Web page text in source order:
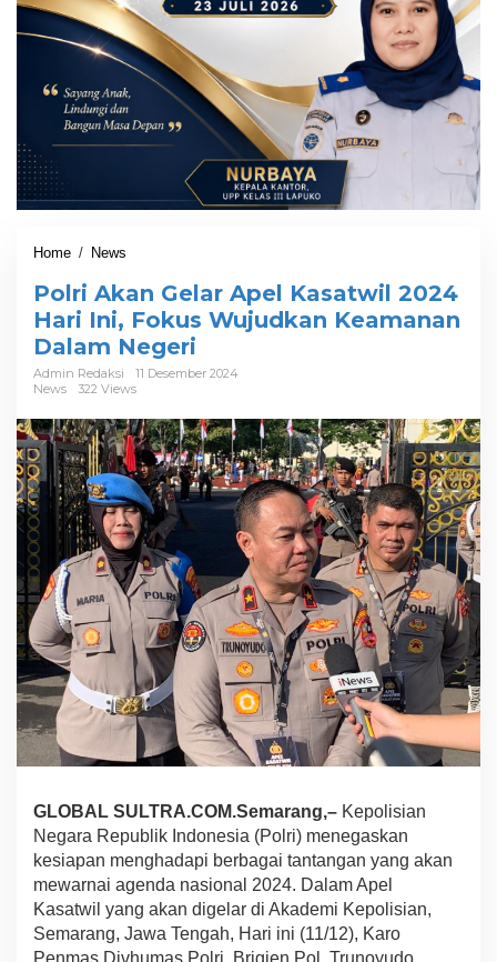
Home / News
l
A
a
G
e
l
a
r
A
p
e
l
K
a
s
a
t
w
i
2
4
r
i
I
n
Polri Akan Gelar Apel Kasatwil 2024
Hari Ini, Fokus Wujudkan Keamanan
Dalam Negeri
Admin Redaksi
11 Desember 2024
News
322 Views
GLOBAL SULTRA.COM.Semarang,– Kepolisian
Negara Republik Indonesia (Polri) menegaskan
kesiapan menghadapi berbagai tantangan yang akan
mewarnai agenda nasional 2024. Dalam Apel
Kasatwil yang akan digelar di Akademi Kepolisian,
Semarang, Jawa Tengah, Hari ini (11/12), Karo